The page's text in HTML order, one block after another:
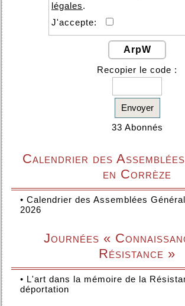
légales.
J'accepte:
ArpW
Recopier le code :
Envoyer
33 Abonnés
Calendrier des
en Corrèze
• Calendrier des Assemblées
2026
Journées «
Résistance »
• L'art dans la mémoire de la
déportation